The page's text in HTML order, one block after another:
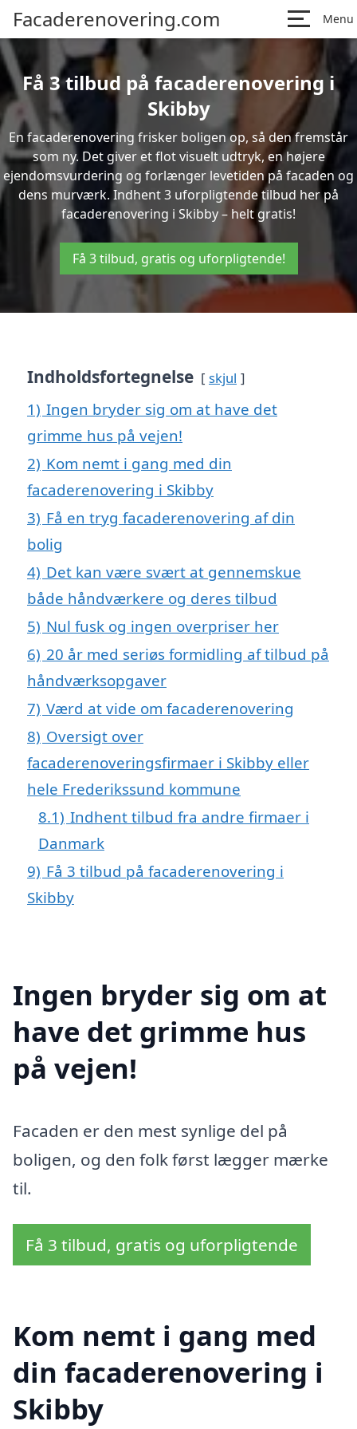
Facaderenovering.com Menu
Få 3 tilbud på facaderenovering i
Skibby
En facaderenovering frisker boligen op, så den fremstår
som ny. Det giver et flot visuelt udtryk, en højere
ejendomsvurdering og forlænger levetiden på facaden og
dens murværk. Indhent 3 uforpligtende tilbud her på
facaderenovering i Skibby – helt gratis!
Få 3 tilbud, gratis og uforpligtende!
Indholdsfortegnelse skjul
1) Ingen bryder sig om at have det
grimme hus på vejen!
2) Kom nemt i gang med din
facaderenovering i Skibby
3) Få en tryg facaderenovering af din
bolig
4) Det kan være svært at gennemskue
både håndværkere og deres tilbud
5) Nul fusk og ingen overpriser her
6) 20 år med seriøs formidling af tilbud på
håndværksopgaver
7) Værd at vide om facaderenovering
8) Oversigt over
facaderenoveringsfirmaer i Skibby eller
hele Frederikssund kommune
8.1) Indhent tilbud fra andre firmaer i
Danmark
9) Få 3 tilbud på facaderenovering i
Skibby
Ingen bryder sig om at
have det grimme hus
på vejen!
Facaden er den mest synlige del på
boligen, og den folk først lægger mærke
til.
Få 3 tilbud, gratis og uforpligtende
Kom nemt i gang med
din facaderenovering i
Skibby